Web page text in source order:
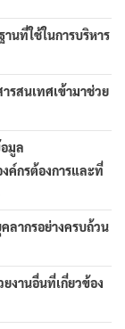
นที่ใช้ในการบริหาร
รสนเทศเข้ามาช่วย
มูล
ค์กรต้องการและที่
ลากรอย่างครบถ้วน
งานอื่นที่เกี่ยวข้อง